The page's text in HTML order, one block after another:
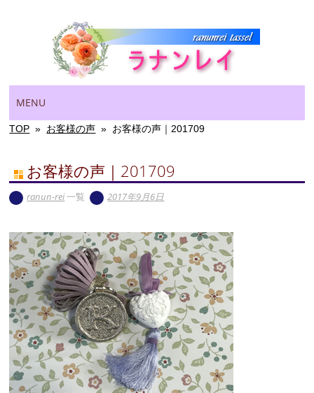
Main menu
to
content
MENU
TOP » お客様の声 » お客様の声｜201709
お客様の声｜201709
ranun-rei一覧 2017年9月6日